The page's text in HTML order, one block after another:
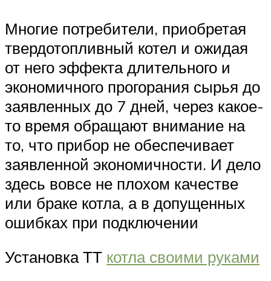
Многие потребители, приобретая
твердотопливный котел и ожидая
от него эффекта длительного и
экономичного прогорания сырья до
заявленных до 7 дней, через какое-
то время обращают внимание на
то, что прибор не обеспечивает
заявленной экономичности. И дело
здесь вовсе не плохом качестве
или браке котла, а в допущенных
ошибках при подключении
Установка ТТ котла своими руками